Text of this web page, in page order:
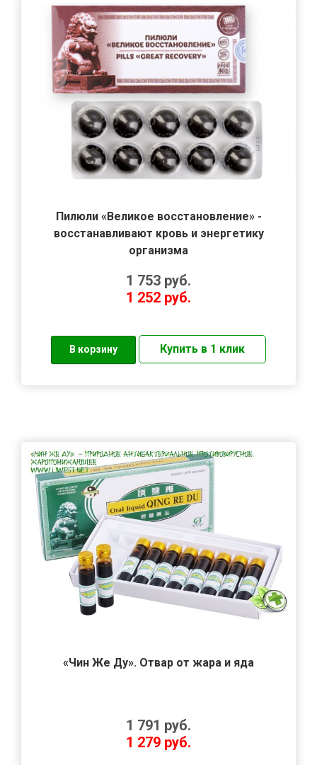
Пилюли «Великое восстановление» -
восстанавливают кровь и энергетику
организма
1 753 руб.
1 252 руб.
«Чин Же Ду». Отвар от жара и яда
1 791 руб.
1 279 руб.